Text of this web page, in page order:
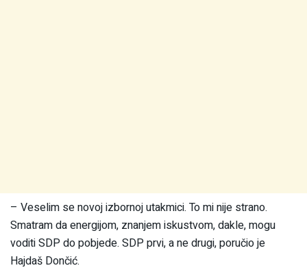
– Veselim se novoj izbornoj utakmici. To mi nije strano.
Smatram da energijom, znanjem iskustvom, dakle, mogu
voditi SDP do pobjede. SDP prvi, a ne drugi, poručio je
Hajdaš Dončić.